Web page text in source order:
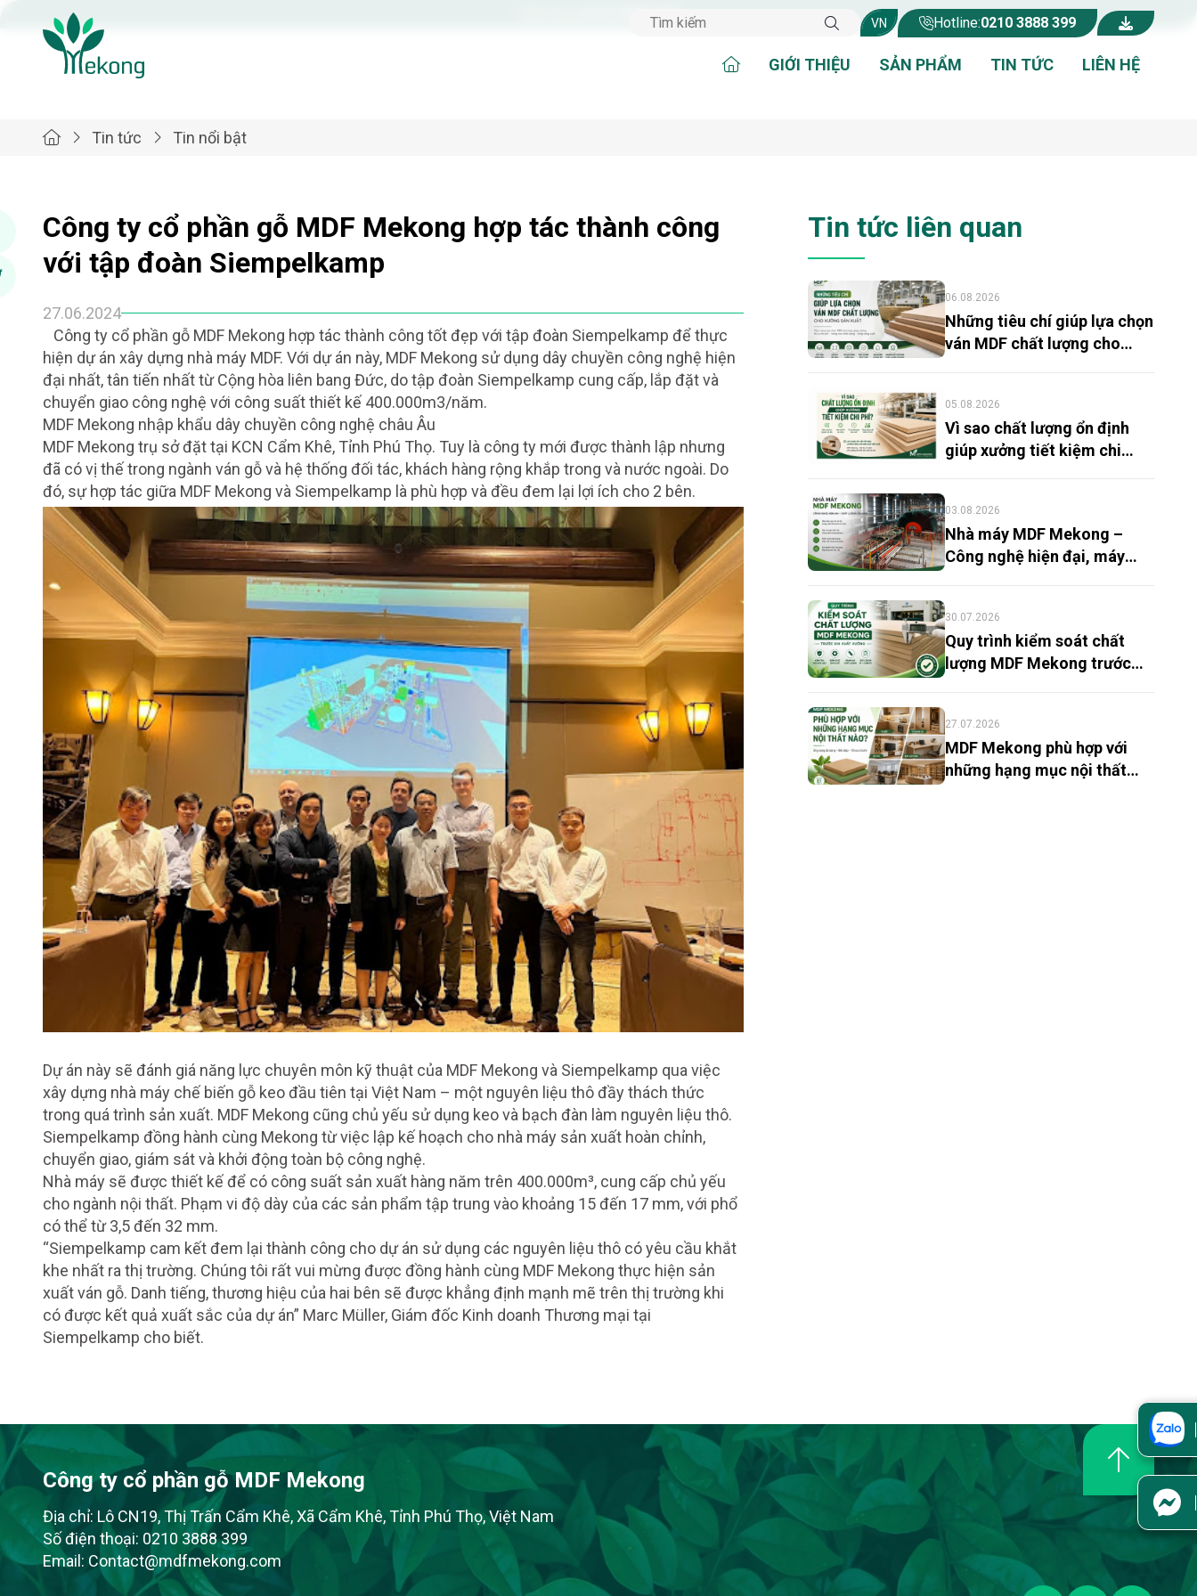
0210 3888 399
VN Hotline:0210 3888 399
GIỚI THIỆU SẢN PHẨM TIN TỨC LIÊN HỆ
Tin tức Tin nổi bật
Công ty cổ phần gỗ MDF Mekong hợp tác thành công
với tập đoàn Siempelkamp
27.06.2024
Công ty cổ phần gỗ MDF Mekong hợp tác thành công tốt đẹp với tập đoàn Siempelkamp để thực
hiện dự án xây dựng nhà máy MDF. Với dự án này, MDF Mekong sử dụng dây chuyền công nghệ hiện
đại nhất, tân tiến nhất từ Cộng hòa liên bang Đức, do tập đoàn Siempelkamp cung cấp, lắp đặt và
chuyển giao công nghệ với công suất thiết kế 400.000m3/năm.
MDF Mekong nhập khẩu dây chuyền công nghệ châu Âu
MDF Mekong trụ sở đặt tại KCN Cẩm Khê, Tỉnh Phú Thọ. Tuy là công ty mới được thành lập nhưng
đã có vị thế trong ngành ván gỗ và hệ thống đối tác, khách hàng rộng khắp trong và nước ngoài. Do
đó, sự hợp tác giữa MDF Mekong và Siempelkamp là phù hợp và đều đem lại lợi ích cho 2 bên.
Dự án này sẽ đánh giá năng lực chuyên môn kỹ thuật của MDF Mekong và Siempelkamp qua việc
xây dựng nhà máy chế biến gỗ keo đầu tiên tại Việt Nam – một nguyên liệu thô đầy thách thức
trong quá trình sản xuất. MDF Mekong cũng chủ yếu sử dụng keo và bạch đàn làm nguyên liệu thô.
Siempelkamp đồng hành cùng Mekong từ việc lập kế hoạch cho nhà máy sản xuất hoàn chỉnh,
chuyển giao, giám sát và khởi động toàn bộ công nghệ.
Nhà máy sẽ được thiết kế để có công suất sản xuất hàng năm trên 400.000m³, cung cấp chủ yếu
cho ngành nội thất. Phạm vi độ dày của các sản phẩm tập trung vào khoảng 15 đến 17 mm, với phổ
có thể từ 3,5 đến 32 mm.
“Siempelkamp cam kết đem lại thành công cho dự án sử dụng các nguyên liệu thô có yêu cầu khắt
khe nhất ra thị trường. Chúng tôi rất vui mừng được đồng hành cùng MDF Mekong thực hiện sản
xuất ván gỗ. Danh tiếng, thương hiệu của hai bên sẽ được khẳng định mạnh mẽ trên thị trường khi
có được kết quả xuất sắc của dự án” Marc Müller, Giám đốc Kinh doanh Thương mại tại
Siempelkamp cho biết.
Tin tức liên quan
06.08.2026
Những tiêu chí giúp lựa chọn
ván MDF chất lượng cho
05.08.2026
Vì sao chất lượng ổn định
giúp xưởng tiết kiệm chi
03.08.2026
Nhà máy MDF Mekong –
Công nghệ hiện đại, máy
30.07.2026
Quy trình kiểm soát chất
lượng MDF Mekong trước
27.07.2026
MDF Mekong phù hợp với
những hạng mục nội thất
Công ty cổ phần gỗ MDF Mekong
Địa chỉ: Lô CN19, Thị Trấn Cẩm Khê, Xã Cẩm Khê, Tỉnh Phú Thọ, Việt Nam
Số điện thoại: 0210 3888 399
Email: Contact@mdfmekong.com